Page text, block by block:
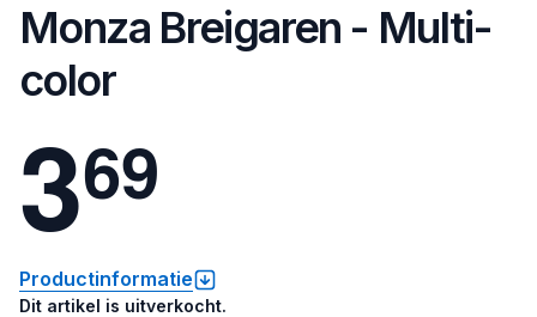
Monza Breigaren - Multi-
color
369
Productinformatie
Dit artikel is uitverkocht.